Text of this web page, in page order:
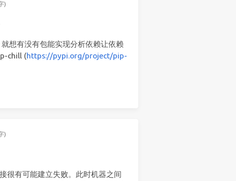
)
想有没有包能实现分析依赖让依赖
chill (https://pypi.org/project/pip-
)
很有可能建立失败。此时机器之间